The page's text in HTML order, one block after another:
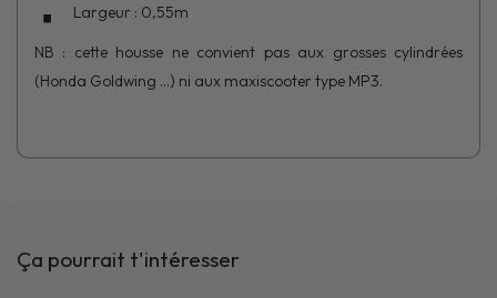
Largeur : 0,55m
NB : cette housse ne convient pas aux grosses cylindrées
(Honda Goldwing ...) ni aux maxiscooter type MP3.
Ça pourrait t'intéresser